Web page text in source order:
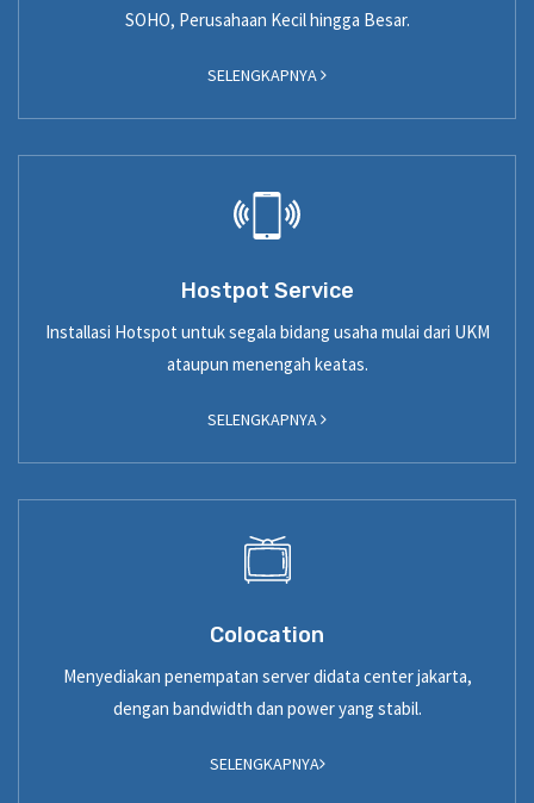
SOHO, Perusahaan Kecil hingga Besar.
SELENGKAPNYA
Hostpot Service
Installasi Hotspot untuk segala bidang usaha mulai dari UKM
ataupun menengah keatas.
SELENGKAPNYA
Colocation
Menyediakan penempatan server didata center jakarta,
dengan bandwidth dan power yang stabil.
SELENGKAPNYA